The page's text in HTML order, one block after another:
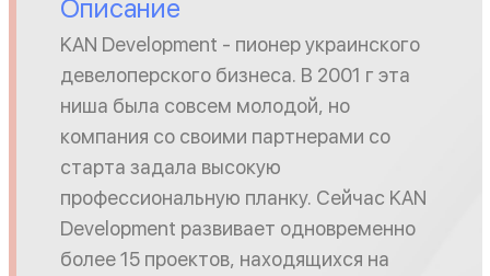
Описание
KAN Development - пионер украинского
девелоперского бизнеса. В 2001 г эта
ниша была совсем молодой, но
компания со своими партнерами со
старта задала высокую
профессиональную планку. Сейчас KAN
Development развивает одновременно
более 15 проектов, находящихся на